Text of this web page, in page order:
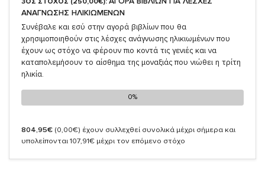
ΑΝΑΓΝΩΣΗΣ ΗΛΙΚΙΩΜΕΝΩΝ
Συνέβαλε και εσύ στην αγορά βιβλίων που θα
χρησιμοποιηθούν στις λέσχες ανάγνωσης ηλικιωμένων που
έχουν ως στόχο να φέρουν πιο κοντά τις γενιές και να
καταπολεμήσουν το αίσθημα της μοναξιάς που νιώθει η τρίτη
ηλικία.
0%
0%
804,95€ (0,00€) έχουν συλλεχθεί συνολικά μέχρι σήμερα και
υπολείπονται 107,91€ μέχρι τον επόμενο στόχο